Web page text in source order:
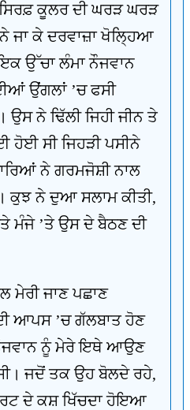
ਕੂਲਰ ਦੀ ਘਰੜ ਘਰੜ
ਜਾ ਕੇ ਦਰਵਾਜ਼ਾ ਖੋਲ੍ਹਿਆ
ਉੱਚਾ ਲੰਮਾ ਨੌਜਵਾਨ
ਉਂਗਲਾਂ ’ਚ ਫਸੀ
ਉਸ ਨੇ ਢਿੱਲੀ ਜਿਹੀ ਜੀਨ ਤੇ
ਹੋਈ ਸੀ ਜਿਹੜੀ ਪਸੀਨੇ
ਨੇ ਗਰਮਜੋਸ਼ੀ ਨਾਲ
ਕੁਝ ਨੇ ਦੁਆ ਸਲਾਮ ਕੀਤੀ,
ਮੰਜੇ ’ਤੇ ਉਸ ਦੇ ਬੈਠਣ ਦੀ
ਮੇਰੀ ਜਾਣ ਪਛਾਣ
ਆਪਸ ’ਚ ਗੱਲਬਾਤ ਹੋਣ
ਨੂੰ ਮੇਰੇ ਇਥੇ ਆਉਣ
ਜਦੋਂ ਤਕ ਉਹ ਬੋਲਦੇ ਰਹੇ,
ਦੇ ਕਸ਼ ਖਿੱਚਦਾ ਹੋਇਆ